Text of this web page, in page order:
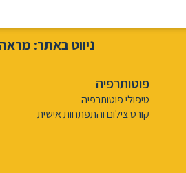
ניווט באתר:
פוטותרפיה
טיפולי פוטותרפיה
קורס צילום והתפתחות אישית